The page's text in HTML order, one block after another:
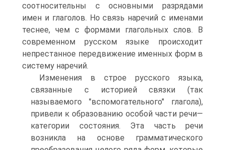
соотносительны с основными разрядами
имен и глаголов. Но связь наречий с именами
теснее, чем с формами глагольных слов. В
современном русском языке происходит
непрестанное передвижение именных форм в
систему наречий.
Изменения в строе русского языка,
связанные с историей связки (так
называемого "вспомогательного" глагола),
привели к образованию особой части речи—
категории состояния. Эта часть речи
возникла на основе грамматического